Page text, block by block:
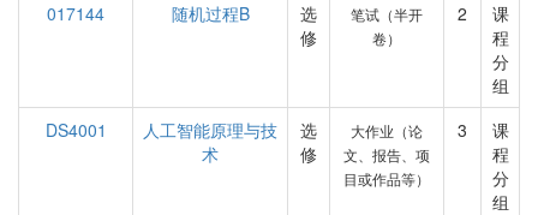
017144
随机过程B
选
修
笔试（半开
卷）
2
课
程
分
组
DS4001
人工智能原理与技
术
选
修
大作业（论
文、报告、项
目或作品等）
3
课
程
分
组